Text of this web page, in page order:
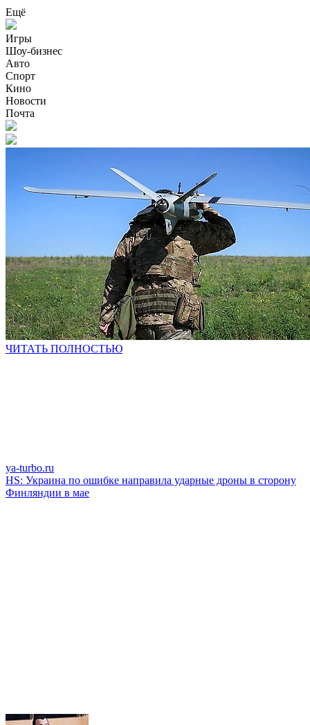
Ещё
Игры
Шоу-бизнес
Авто
Спорт
Кино
Новости
Почта
ЧИТАТЬ ПОЛНОСТЬЮ
ya-turbo.ru
HS: Украина по ошибке направила ударные дроны в сторону
Финляндии в мае